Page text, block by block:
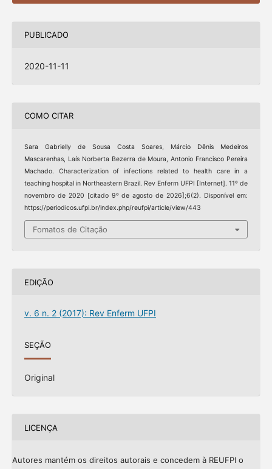
PUBLICADO
2020-11-11
COMO CITAR
Sara Gabrielly de Sousa Costa Soares, Márcio Dênis Medeiros
Mascarenhas, Laís Norberta Bezerra de Moura, Antonio Francisco Pereira
Machado. Characterization of infections related to health care in a
teaching hospital in Northeastern Brazil. Rev Enferm UFPI [Internet]. 11º de
novembro de 2020 [citado 9º de agosto de 2026];6(2). Disponível em:
https://periodicos.ufpi.br/index.php/reufpi/article/view/443
Fomatos de Citação
EDIÇÃO
v. 6 n. 2 (2017): Rev Enferm UFPI
SEÇÃO
Original
LICENÇA
Autores mantém os direitos autorais e concedem à REUFPI o